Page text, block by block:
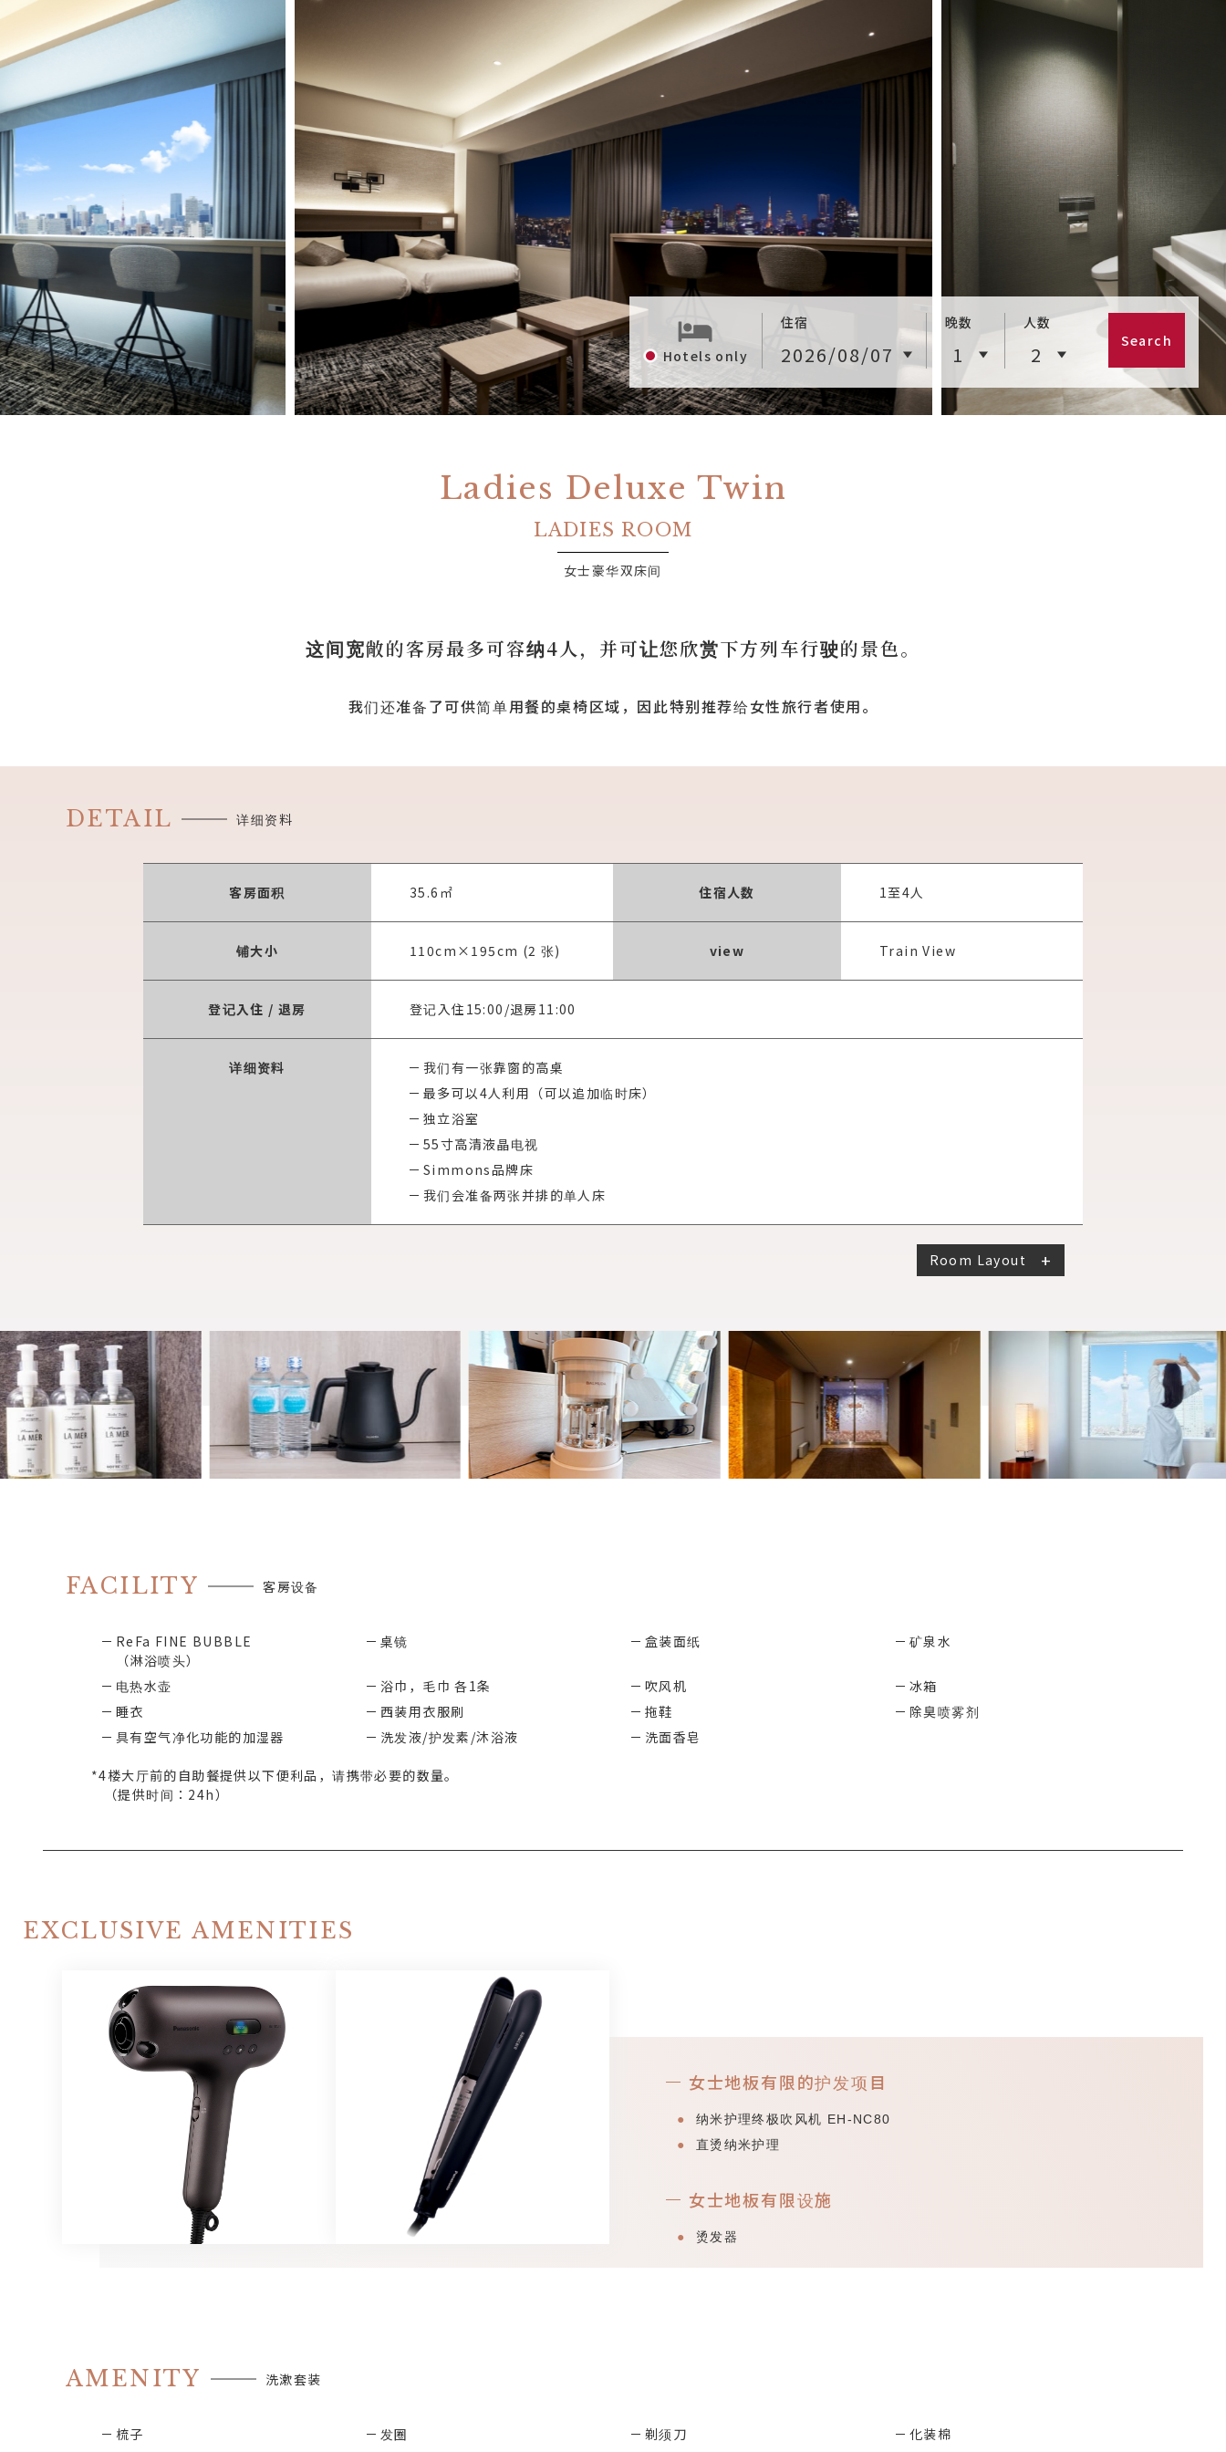
Hotels only
住宿 晚数
人数
Search
Ladies Deluxe Twin
女士豪华双床间
这间宽敞的客房最多可容纳4人，并可让您欣赏下方列车行驶的景色。
我们还准备了可供简单用餐的桌椅区域，因此特别推荐给女性旅行者使用。
DETAIL 详细资料
客房面积 35.6㎡ 住宿人数 1至4人
铺大小 110cm×195cm (2 张) view Train View
登记入住 / 退房 登记入住15:00 /退房11:00
详细资料
我们有一张靠窗的高桌
最多可以4人利用（可以追加临时床）
独立浴室
55寸高清液晶电视
Simmons品牌床
我们会准备两张并排的单人床
Room Layout
FACILITY 客房设备
ReFa FINE BUBBLE
（淋浴喷头）
桌镜 盒装面纸 矿泉水
电热水壶 浴巾，毛巾 各1条 吹风机
冰箱
睡衣
西装用衣服刷 拖鞋
除臭喷雾剂
具有空气净化功能的加湿器
洗发液/护发素/沐浴液 洗面香皂
*4楼大厅前的自助餐提供以下便利品，请携带必要的数量。
（提供时间：24h）
EXCLUSIVE AMENITIES
女士地板有限的护发项目
纳米护理终极吹风机 EH-NC80
直烫纳米护理
女士地板有限设施
烫发器
AMENITY 洗漱套装
梳子 发圈 剃须刀
化装棉